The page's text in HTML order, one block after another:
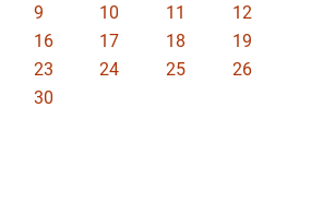
9 10 11
12
16 17 18
19
23 24 25
26
30